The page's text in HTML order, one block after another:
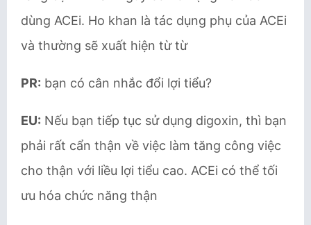
dùng ACEi. Ho khan là tác dụng phụ của ACEi
và thường sẽ xuất hiện từ từ
PR: bạn có cân nhắc đổi lợi tiểu?
EU: Nếu bạn tiếp tục sử dụng digoxin, thì bạn
phải rất cẩn thận về việc làm tăng công việc
cho thận với liều lợi tiểu cao. ACEi có thể tối
ưu hóa chức năng thận